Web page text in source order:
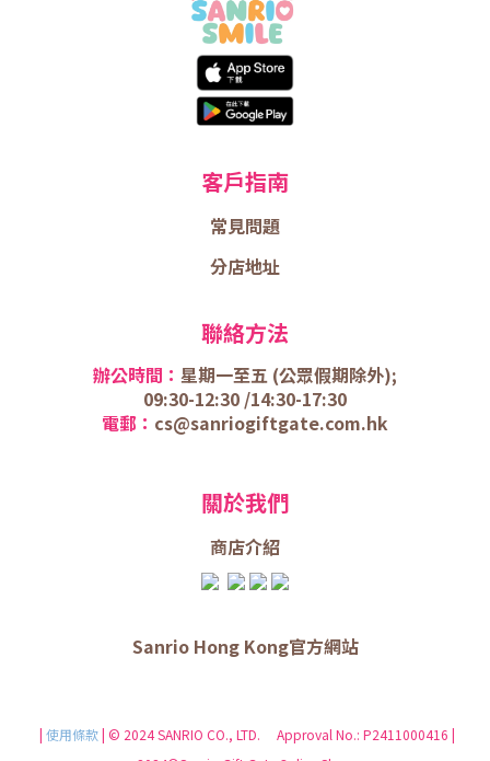
客戶指南
常見問題
分店地址
聯絡方法
辦公時間： 星期一至五 (公眾假期除外);
09:30-12:30 /14:30-17:30
電郵： cs@sanriogiftgate.com.hk
關於我們
商店介紹
Sanrio Hong Kong官方網站
| 使用條款| © 2024 SANRIO CO., LTD. Approval No.: P2411000416 |